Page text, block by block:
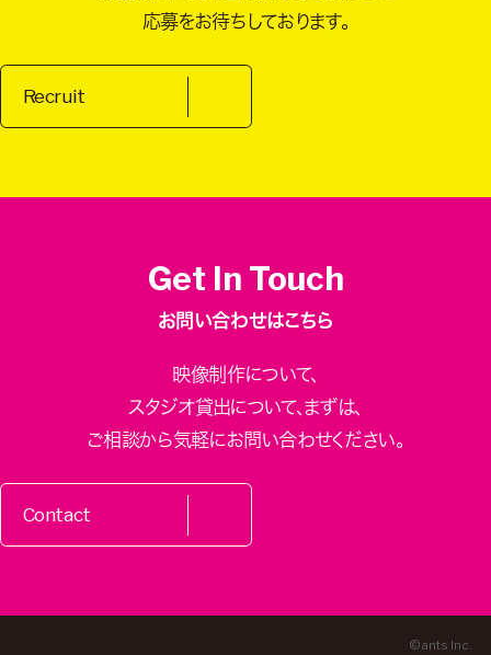
応募をお待ちしております。
Recruit
Get In Touch
お問い合わせはこちら
映像制作について、
スタジオ貸出について、 まずは、
ご相談から気軽にお問い合わせください。
Contact
© ants Inc.